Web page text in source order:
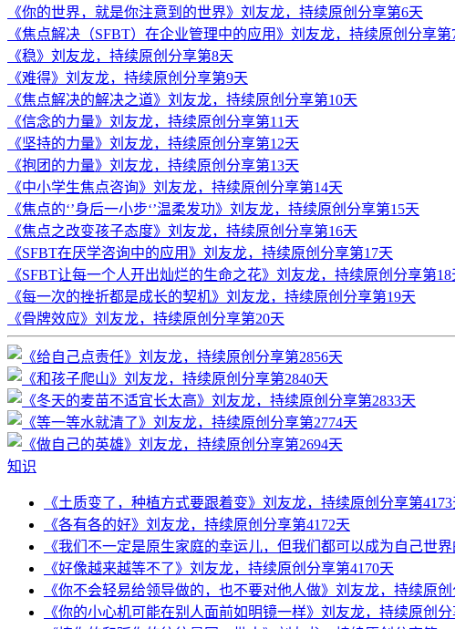
《你的世界，就是你注意到的世界》刘友龙，持续原创分享第6天
《焦点解决（SFBT）在企业管理中的应用》刘友龙，持续原创分享第
《稳》刘友龙，持续原创分享第8天
《难得》刘友龙，持续原创分享第9天
《焦点解决的解决之道》刘友龙，持续原创分享第10天
《信念的力量》刘友龙，持续原创分享第11天
《坚持的力量》刘友龙，持续原创分享第12天
《抱团的力量》刘友龙，持续原创分享第13天
《中小学生焦点咨询》刘友龙，持续原创分享第14天
《焦点的‘’身后一小步‘’温柔发功》刘友龙，持续原创分享第15天
《焦点之改变孩子态度》刘友龙，持续原创分享第16天
《SFBT在厌学咨询中的应用》刘友龙，持续原创分享第17天
《SFBT让每一个人开出灿烂的生命之花》刘友龙，持续原创分享第18
《每一次的挫折都是成长的契机》刘友龙，持续原创分享第19天
《骨牌效应》刘友龙，持续原创分享第20天
知识
《土质变了，种植方式要跟着变》刘友龙，持续原创分享第4173
《各有各的好》刘友龙，持续原创分享第4172天
《我们不一定是原生家庭的幸运儿，但我们都可以成为自己世
《好像越来越等不了》刘友龙，持续原创分享第4170天
《你不会轻易给领导做的，也不要对他人做》刘友龙，持续原创
《你的小心机可能在别人面前如明镜一样》刘友龙，持续原创分